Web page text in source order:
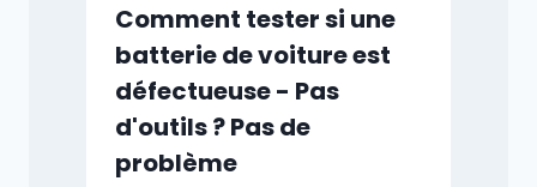
Comment tester si une
batterie de voiture est
défectueuse - Pas
d'outils ? Pas de
problème